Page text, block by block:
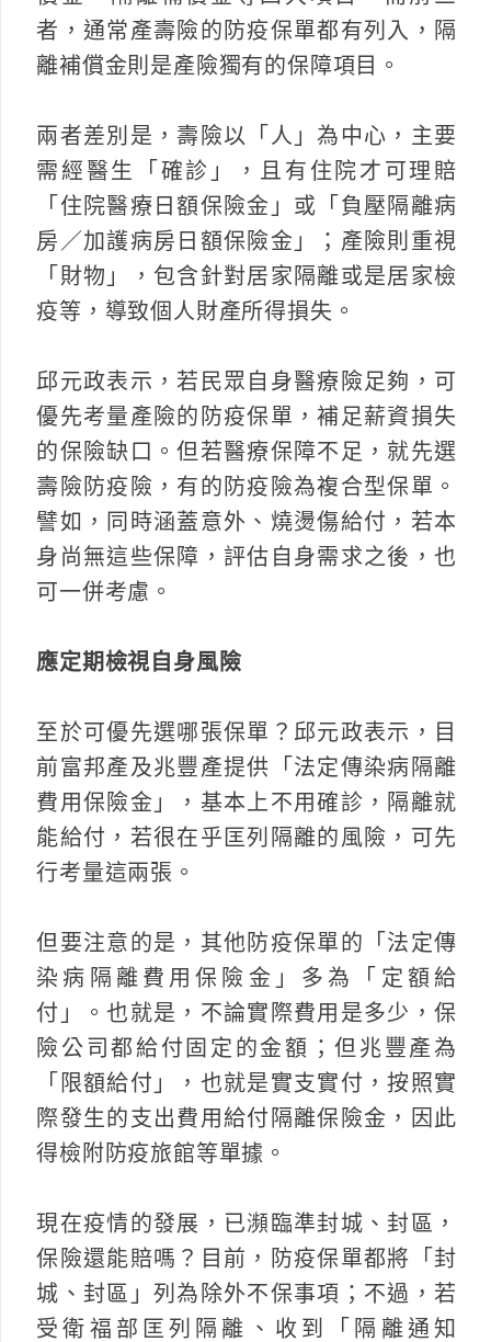
者，通常產壽險的防疫保單都有列入，隔
離補償金則是產險獨有的保障項目。
兩者差別是，壽險以「人」為中心，主要
需經醫生「確診」，且有住院才可理賠
「住院醫療日額保險金」或「負壓隔離病
房／加護病房日額保險金」；產險則重視
「財物」，包含針對居家隔離或是居家檢
疫等，導致個人財產所得損失。
邱元政表示，若民眾自身醫療險足夠，可
優先考量產險的防疫保單，補足薪資損失
的保險缺口。但若醫療保障不足，就先選
壽險防疫險，有的防疫險為複合型保單。
譬如，同時涵蓋意外、燒燙傷給付，若本
身尚無這些保障，評估自身需求之後，也
可一併考慮。
應定期檢視自身風險
至於可優先選哪張保單？邱元政表示，目
前富邦產及兆豐產提供「法定傳染病隔離
費用保險金」，基本上不用確診，隔離就
能給付，若很在乎匡列隔離的風險，可先
行考量這兩張。
但要注意的是，其他防疫保單的「法定傳
染病隔離費用保險金」多為「定額給
付」。也就是，不論實際費用是多少，保
險公司都給付固定的金額；但兆豐產為
「限額給付」，也就是實支實付，按照實
際發生的支出費用給付隔離保險金，因此
得檢附防疫旅館等單據。
現在疫情的發展，已瀕臨準封城、封區，
保險還能賠嗎？目前，防疫保單都將「封
城、封區」列為除外不保事項；不過，若
受衛福部匡列隔離、收到「隔離通知